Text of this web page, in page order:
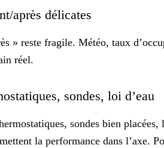
après délicates
» reste fragile. Météo, taux
réel.
sondes, loi d’eau
sondes bien
la performance dans